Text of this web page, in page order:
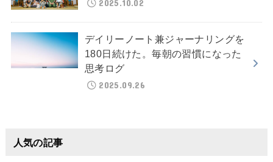
2025.10.02
デイリーノート兼ジャーナリングを
180日続けた。毎朝の習慣になった
思考ログ
2025.09.26
人気の記事